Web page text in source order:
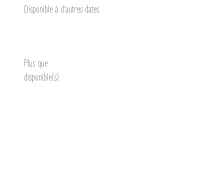
Disponible à d’autres dates
Plus que
disponible(s)